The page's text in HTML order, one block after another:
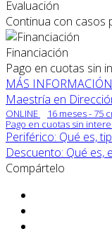
Evaluación
Continua con casos
Financiación
Pago en cuotas sin
MÁS INFORMACIÓN
Maestría en
ONLINE
16 meses - 75
Pago en cuotas sin
Periférico: Qué es,
Descuento: Qué es,
Compártelo